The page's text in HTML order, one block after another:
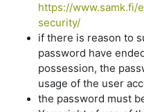
https://www.samk.fi/
security/
if there is reason to
password have
possession, the
usage of the user
the password must